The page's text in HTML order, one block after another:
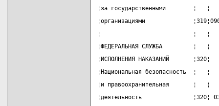
¦за государственными
¦организациями
¦                           ¦   ¦
¦ФЕДЕРАЛЬНАЯ СЛУЖБА
¦ИСПОЛНЕНИЯ НАКАЗАНИЙ
¦Национальная
¦и правоохранительная
¦деятельность               ¦320¦